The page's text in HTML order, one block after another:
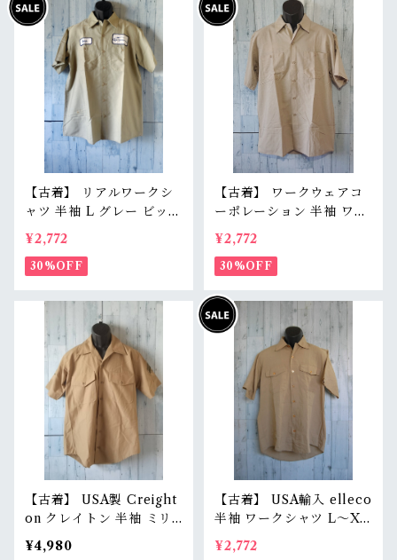
【古着】 リアルワークシ
ャツ 半袖 L グレー ビッグ
シルエット ワーク感 オイ
ル汚れ・アジ感有り 雰囲
気抜群 RankD
¥2,772
30%OFF
【古着】 ワークウェアコ
ーポレーション 半袖 ワー
クシャツ L グレー ワッペ
ン跡 雰囲気系 身幅60cm
WorkwearCorp RankC
¥2,772
30%OFF
【古着】 USA製 Creight
on クレイトン 半袖 ミリ
タリーシャツ M ウール混
オープンカラー 開襟 アメ
¥4,980
【古着】 USA輸入 elleco
半袖 ワークシャツ L〜XL
相当（身幅62cm） ベー
ジュ オーバーサイズ アメ
¥2,772